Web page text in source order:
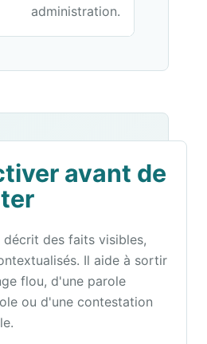
administration.
avant de
décrit des faits visibles,
Il aide à sortir
flou, d'une parole
ou d'une contestation